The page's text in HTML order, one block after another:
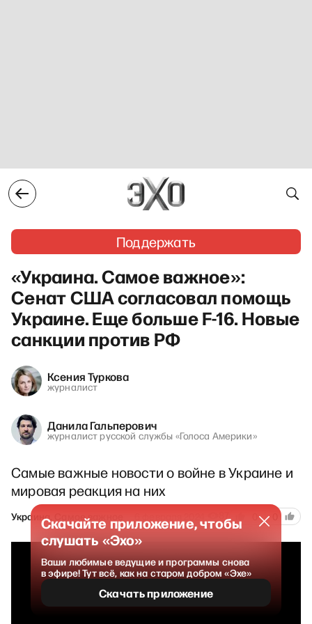
Поддержать
«Украина. Самое важное»:
Сенат США согласовал помощь
Украине. Еще больше F-16. Новые
санкции против РФ
Ксения Туркова
журналист
Данила Гальперович
журналист русской службы «Голоса Америки»
Самые важные новости о войне в Украине и
мировая реакция на них
Украина. Самое важное
Скачайте приложение, чтобы
слушать «Эхо»
Ваши любимые ведущие и программы снова
в эфире! Тут всё, как на старом добром «Эхе»
Скачать приложение